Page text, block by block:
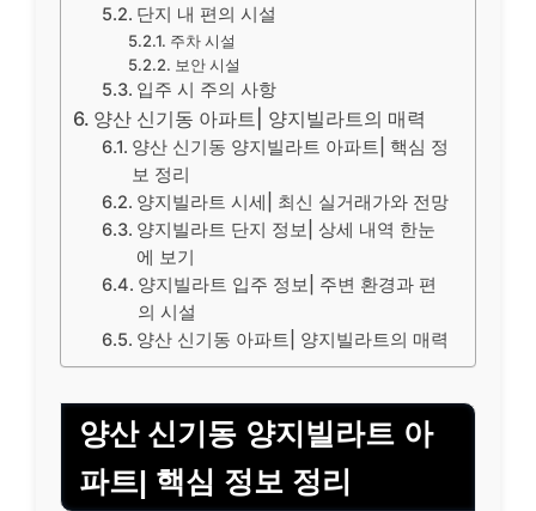
단지 내 편의 시설
주차 시설
보안 시설
입주 시 주의 사항
양산 신기동 아파트| 양지빌라트의 매력
양산 신기동 양지빌라트 아파트| 핵심 정
보 정리
양지빌라트 시세| 최신 실거래가와 전망
양지빌라트 단지 정보| 상세 내역 한눈
에 보기
양지빌라트 입주 정보| 주변 환경과 편
의 시설
양산 신기동 아파트| 양지빌라트의 매력
양산 신기동 양지빌라트 아
파트| 핵심 정보 정리